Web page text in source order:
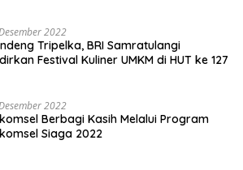
2022
Tripelka, BRI Samratulangi
Festival Kuliner UMKM di HUT ke 127
2022
Berbagi Kasih Melalui Program
Siaga 2022